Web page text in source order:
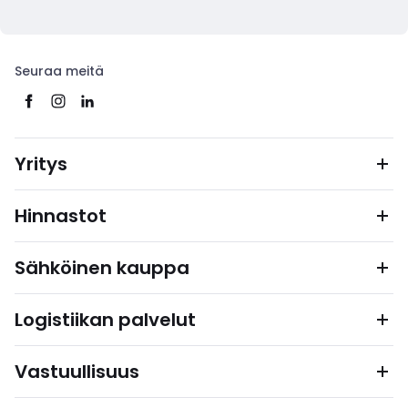
Seuraa meitä
Yritys
Hinnastot
Sähköinen kauppa
Logistiikan palvelut
Vastuullisuus